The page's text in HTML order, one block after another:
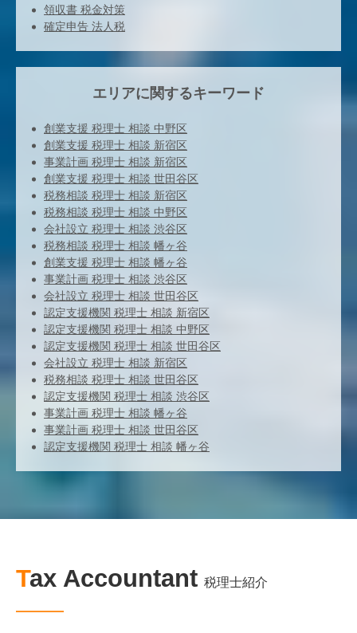
領収書 税金対策
確定申告 法人税
エリアに関するキーワード
創業支援 税理士 相談 中野区
創業支援 税理士 相談 新宿区
事業計画 税理士 相談 新宿区
創業支援 税理士 相談 世田谷区
税務相談 税理士 相談 新宿区
税務相談 税理士 相談 中野区
会社設立 税理士 相談 渋谷区
税務相談 税理士 相談 幡ヶ谷
創業支援 税理士 相談 幡ヶ谷
事業計画 税理士 相談 渋谷区
会社設立 税理士 相談 世田谷区
認定支援機関 税理士 相談 新宿区
認定支援機関 税理士 相談 中野区
認定支援機関 税理士 相談 世田谷区
会社設立 税理士 相談 新宿区
税務相談 税理士 相談 世田谷区
認定支援機関 税理士 相談 渋谷区
事業計画 税理士 相談 幡ヶ谷
事業計画 税理士 相談 世田谷区
認定支援機関 税理士 相談 幡ヶ谷
Tax Accountant 税理士紹介